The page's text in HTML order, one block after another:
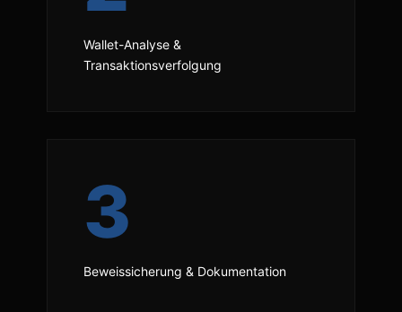
Wallet-Analyse &
Transaktionsverfolgung
3
Beweissicherung & Dokumentation